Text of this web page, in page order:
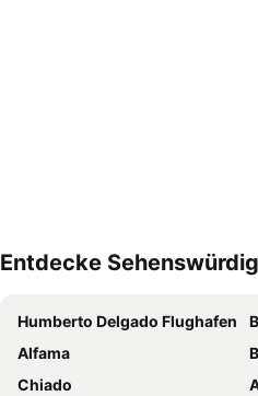
Entdecke
Humberto Delgado Flughafen
Alfama
Chiado